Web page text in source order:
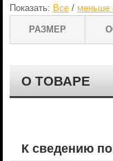
Показать: Все/ меньше
РАЗМЕР
О ТОВАРЕ
К сведению